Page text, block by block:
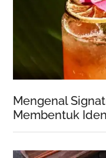
Mengenal
Membentuk